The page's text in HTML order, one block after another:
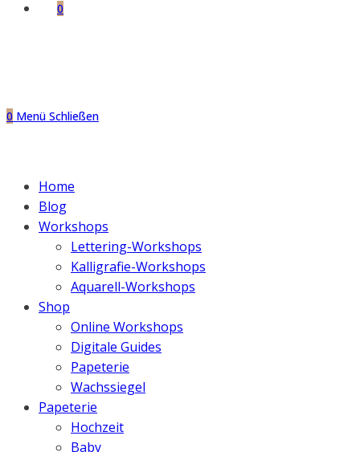
0
0 Menü Schließen
Home
Blog
Workshops
Lettering-Workshops
Kalligrafie-Workshops
Aquarell-Workshops
Shop
Online Workshops
Digitale Guides
Papeterie
Wachssiegel
Papeterie
Hochzeit
Baby